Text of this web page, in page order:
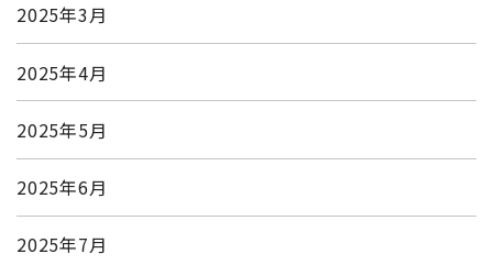
2025年3月
2025年4月
2025年5月
2025年6月
2025年7月